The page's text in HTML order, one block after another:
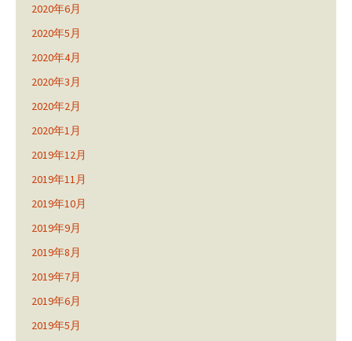
2020年6月
2020年5月
2020年4月
2020年3月
2020年2月
2020年1月
2019年12月
2019年11月
2019年10月
2019年9月
2019年8月
2019年7月
2019年6月
2019年5月